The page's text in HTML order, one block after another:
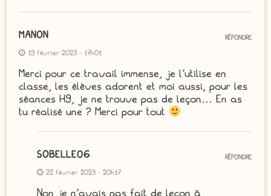
MANON
19 février 2023 - 17h01
Merci pour ce travail immense, je l’utilise en
classe, les élèves adorent et moi aussi, pour les
séances H9, je ne trouve pas de leçon… En as
tu réalisé une ? Merci pour tout
RÉPONDRE
SOBELLE06
22 février 2023 - 20h17
Non je n’avais pas fait de leçon à
RÉPONDRE